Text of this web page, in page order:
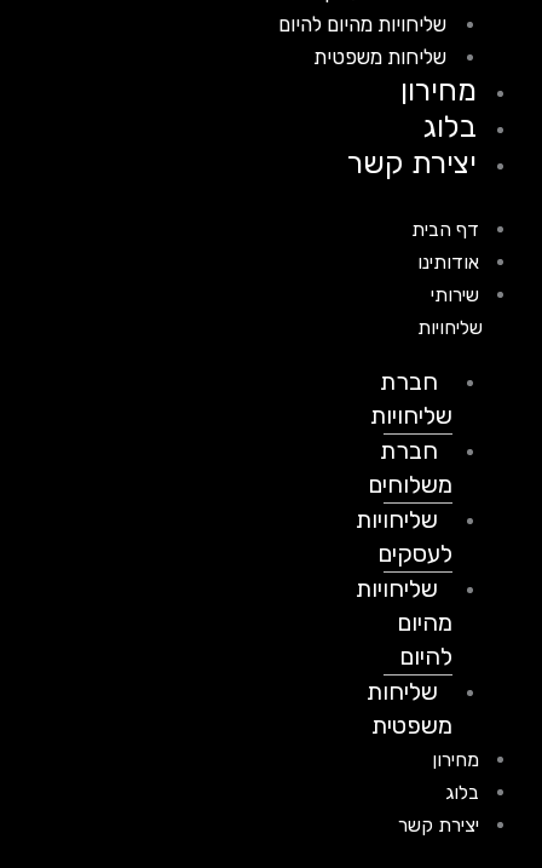
שליחויות מהיום להיום
שליחות משפטית
מחירון
בלוג
יצירת קשר
דף הבית
אודותינו
שירותי
שליחויות
חברת
שליחויות
חברת
משלוחים
שליחויות
לעסקים
שליחויות
מהיום
להיום
שליחות
משפטית
מחירון
בלוג
יצירת קשר